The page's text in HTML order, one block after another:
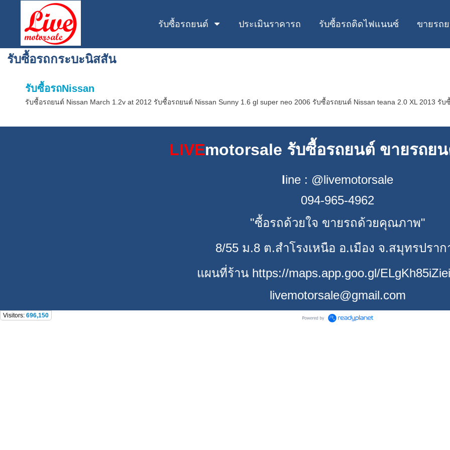
รับซื้อรถยนต์ ประเมินราคารถ รับซื้อรถติดไฟแนนซ์ ขายรถ
รับซื้อรถกระบะนิสสัน
รับซื้อรถNissan
รับซื้อรถยนต์ Nissan March 1.2v at 2012 รับซื้อรถยนต์ Nissan Sunny 1.6 gl super neo 2006 รับซื้อรถยนต์ Nissan teana 2.0 XL 2013 รับ
LIVEmotorsale รับซื้อรถยนต์ ขายรถย
line : @livemotorsale
094-965-4962
"ซื้อรถด้วยใจ ขายรถด้วยคุณภาพ"
8/55 ม.8 ต.สำโรงเหนือ อ.เมือง จ.สมุทรปราก
แผนที่ร้าน https://maps.app.goo.gl/
livemotorsale@gmail.com
Visitors: 696,150